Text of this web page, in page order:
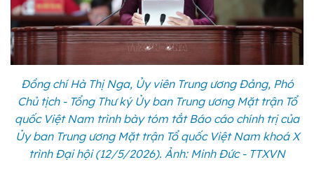
Đồng chí Hà Thị Nga, Ủy viên Trung ương Đảng, Phó
Chủ tịch - Tổng Thư ký Ủy ban Trung ương Mặt trận Tổ
quốc Việt Nam trình bày tóm tắt Báo cáo chính trị của
Ủy ban Trung ương Mặt trận Tổ quốc Việt Nam khoá X
trình Đại hội (12/5/2026). Ảnh: Minh Đức - TTXVN